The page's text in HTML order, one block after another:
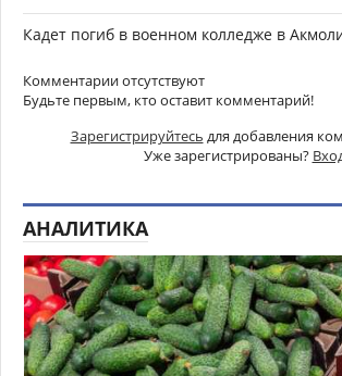
Кадет погиб в военном колледже в
Комментарии отсутствуют
Будьте первым, кто оставит комментарий!
Зарегистрируйтесь для добавления
Уже зарегистрированы?
АНАЛИТИКА